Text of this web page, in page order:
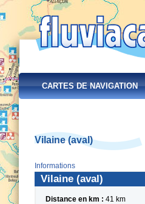
CARTES DE NAVIGATION
Vilaine (aval)
Informations
Vilaine (aval)
Distance en km : 41 km